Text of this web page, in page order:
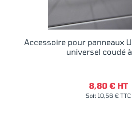
Accessoire pour panneaux
universel coudé à
8,80 € HT
Soit 10,56 € TTC